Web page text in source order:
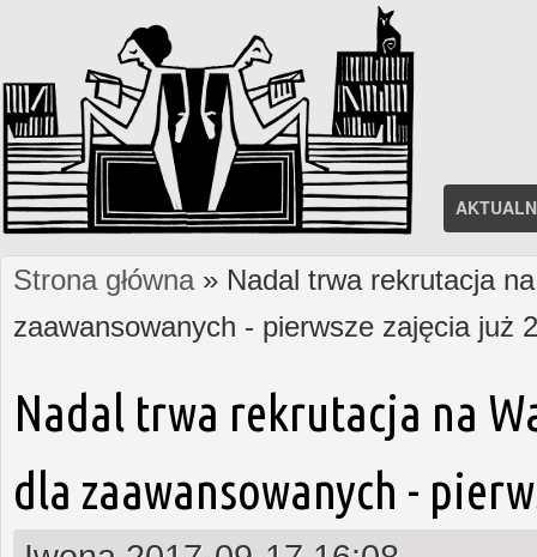
Jesteś tutaj
Strona główna» Nadal trwa rekrutacja
zaawansowanych - pierwsze zajęcia już
Nadal trwa rekrutacja na
dla zaawansowanych -